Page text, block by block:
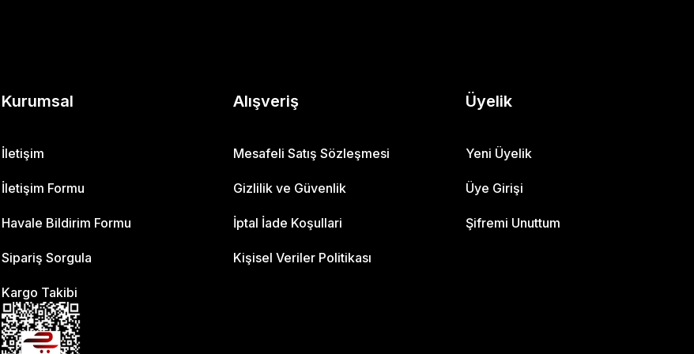
Kurumsal
İletişim
İletişim Formu
Havale Bildirim Formu
Sipariş Sorgula
Kargo Takibi
Alışveriş
Mesafeli Satış Sözleşmesi
Gizlilik ve Güvenlik
İptal İade Koşullari
Kişisel Veriler Politikası
Üyelik
Yeni Üyelik
Üye Girişi
Şifremi Unuttum